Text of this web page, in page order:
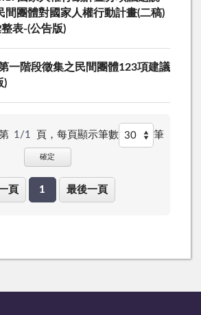
間團體對國家人權行動計畫(二稿)
表-(公告版)
一階段徵集之民間團體123項建議
)
1/1 頁， 每頁顯示筆數 筆
確定
頁 1 最後一頁